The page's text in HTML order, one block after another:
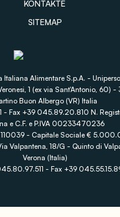
KONTAKTE
SITEMAP
Italiana Alimentare S.p.A. -
1 (ex via Sant'Antonio, 60)
Buon Albergo (VR) Italia
- Fax +39 045.89.20.810 N.
e C.F. e P.IVA 00233470236
110039 - Capitale Sociale €
Valpantena, 18/G - Quinto di
Verona (Italia)
- Fax +39